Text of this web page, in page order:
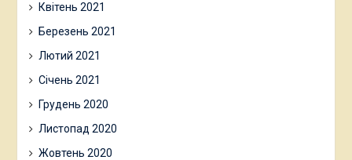
Квітень 2021
Березень 2021
Лютий 2021
Січень 2021
Грудень 2020
Листопад 2020
Жовтень 2020